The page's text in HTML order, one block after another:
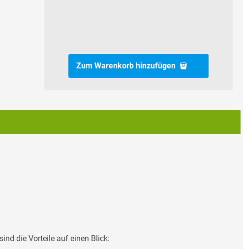
Zum Warenkorb hinzufügen
die Vorteile auf einen Blick: